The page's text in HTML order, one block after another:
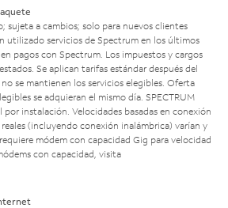
a cambios; solo para nuevos clientes
utilizado servicios de Spectrum en los últimos
pagos con Spectrum. Los impuestos y cargos
Se aplican tarifas estándar después del
se mantienen los servicios elegibles. Oferta
se adquieran el mismo día. SPECTRUM
por instalación. Velocidades basadas en conexión
(incluyendo conexión inalámbrica) varían y
módem con capacidad Gig para velocidad
con capacidad, visita